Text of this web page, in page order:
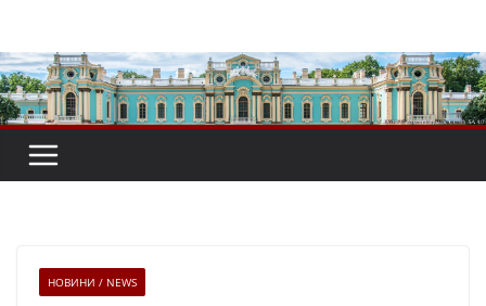
вмісту
НОВИНИ / NEWS